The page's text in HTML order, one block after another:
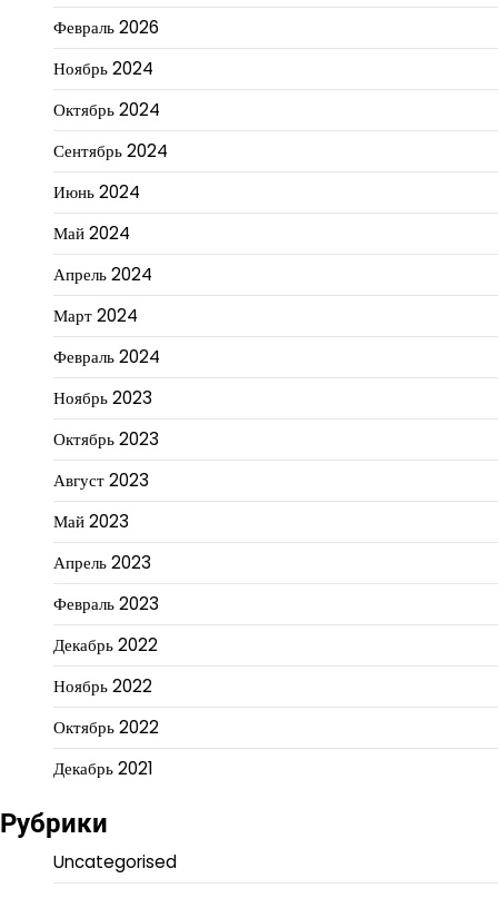
Февраль 2026
Ноябрь 2024
Октябрь 2024
Сентябрь 2024
Июнь 2024
Май 2024
Апрель 2024
Март 2024
Февраль 2024
Ноябрь 2023
Октябрь 2023
Август 2023
Май 2023
Апрель 2023
Февраль 2023
Декабрь 2022
Ноябрь 2022
Октябрь 2022
Декабрь 2021
Рубрики
Uncategorised